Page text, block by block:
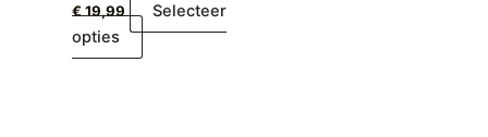
€19,99
Selecteer
opties